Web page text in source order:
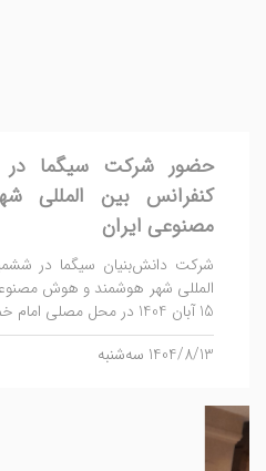
حضور شرکت سیگما در
کنفرانس بین
مصنوعی ایران
شرکت دانش‌بنیان سیگما در
15 آبان 1404 در محل مصلی امام خمینی...
1404/8/13 سه‌شنبه